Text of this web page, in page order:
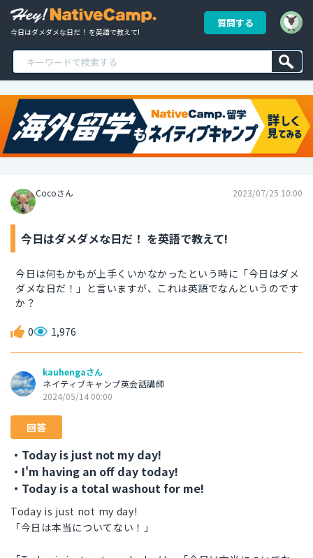
今日はダメダメな日だ！ を英語で教えて!
質問する
Cocoさん 2023/07/25 10:00
今日はダメダメな日だ！ を英語で教えて!
今日は何もかもが上手くいかなかったという時に「今日はダメ
ダメな日だ！」と言いますが、これは英語でなんというのです
か？
0 1,976
kauhengaさん
ネイティブキャンプ英会話講師
2024/05/14 00:00
回答
・Today is just not my day!
・I'm having an off day today!
・Today is a total washout for me!
Today is just not my day!
「今日は本当についてない！」